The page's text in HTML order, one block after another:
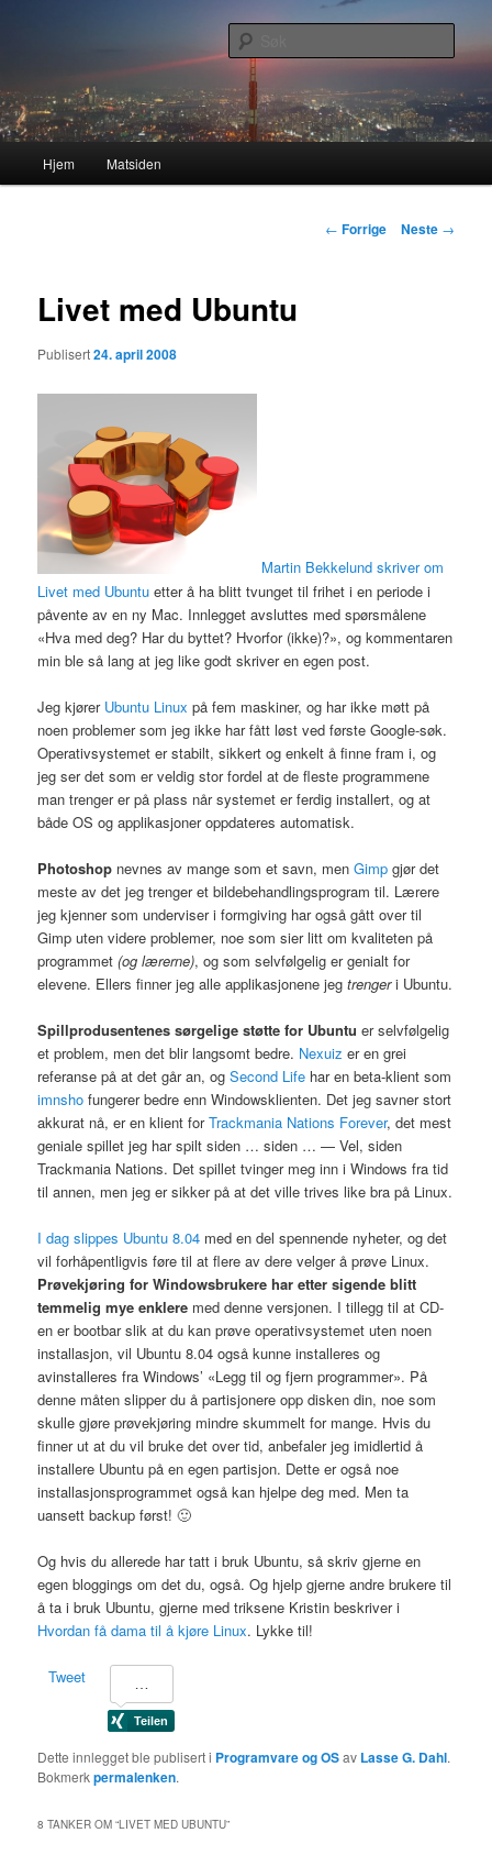
hovedinnholdet
Lasses hjemmeside
Hjem Matsiden
Innleggsnavigasjon
← Forrige Neste →
Livet med Ubuntu
Publisert24. april 2008
Martin Bekkelund skriver om
Livet med Ubuntu etter å ha blitt tvunget til frihet i en periode i
påvente av en ny Mac. Innlegget avsluttes med spørsmålene
«Hva med deg? Har du byttet? Hvorfor (ikke)?», og kommentaren
min ble så lang at jeg like godt skriver en egen post.
Jeg kjører Ubuntu Linux på fem maskiner, og har ikke møtt på
noen problemer som jeg ikke har fått løst ved første Google-søk.
Operativsystemet er stabilt, sikkert og enkelt å finne fram i, og
jeg ser det som er veldig stor fordel at de fleste programmene
man trenger er på plass når systemet er ferdig installert, og at
både OS og applikasjoner oppdateres automatisk.
Photoshop nevnes av mange som et savn, menGimp gjør det
meste av det jeg trenger et bildebehandlingsprogram til. Lærere
jeg kjenner som underviser i formgiving har også gått over til
Gimp uten videre problemer, noe som sier litt om kvaliteten på
programmet(og lærerne), og som selvfølgelig er genialt for
elevene. Ellers finner jeg alle applikasjonene jegtrengeri Ubuntu.
Spillprodusentenes sørgelige støtte for Ubuntu er selvfølgelig
et problem, men det blir langsomt bedre. Nexuiz er en grei
referanse på at det går an, ogSecond Life har en beta-klient som
imnsho fungerer bedre enn Windowsklienten. Det jeg savner stort
akkurat nå, er en klient forTrackmania Nations Forever, det mest
geniale spillet jeg har spilt siden … siden … — Vel, siden
Trackmania Nations. Det spillet tvinger meg inn i Windows fra tid
til annen, men jeg er sikker på at det ville trives like bra på Linux.
I dag slippes Ubuntu 8.04 med en del spennende nyheter, og det
vil forhåpentligvis føre til at flere av dere velger å prøve Linux.
Prøvekjøring for Windowsbrukere har etter sigende blitt
temmelig mye enklere med denne versjonen. I tillegg til at CD-
en er bootbar slik at du kan prøve operativsystemet uten noen
installasjon, vil Ubuntu 8.04 også kunne installeres og
avinstalleres fra Windows’ «Legg til og fjern programmer». På
denne måten slipper du å partisjonere opp disken din, noe som
skulle gjøre prøvekjøring mindre skummelt for mange. Hvis du
finner ut at du vil bruke det over tid, anbefaler jeg imidlertid å
installere Ubuntu på en egen partisjon. Dette er også noe
installasjonsprogrammet også kan hjelpe deg med. Men ta
uansett backup først! 🙂
Og hvis du allerede har tatt i bruk Ubuntu, så skriv gjerne en
egen bloggings om det du, også. Og hjelp gjerne andre brukere til
å ta i bruk Ubuntu, gjerne med triksene Kristin beskriver i
Hvordan få dama til å kjøre Linux. Lykke til!
Tweet
Dette innlegget ble publisert i Programvare og OSav Lasse G. Dahl.
Bokmerkpermalenken.
8 TANKER OM “LIVET MED UBUNTU”